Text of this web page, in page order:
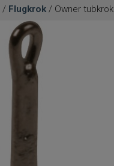
/ Flugkrok / Owner tubkrok